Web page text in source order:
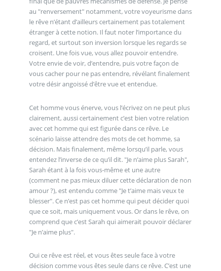
au "renversement" notamment, votre voyeurisme dans
le rêve n’étant d’ailleurs certainement pas totalement
étranger à cette notion. Il faut noter l’importance du
regard, et surtout son inversion lorsque les regards se
croisent. Une fois vue, vous allez pouvoir entendre.
Votre envie de voir, d’entendre, puis votre façon de
vous cacher pour ne pas entendre, révélant finalement
votre désir angoissé d’être vue et entendue.
Cet homme vous énerve, vous l’écrivez on ne peut plus
clairement, aussi certainement c’est bien votre relation
avec cet homme qui est figurée dans ce rêve. Le
scénario laisse attendre des mots de cet homme, sa
décision. Mais finalement, même lorsqu’il parle, vous
entendez l’inverse de ce qu’il dit. "Je n’aime plus Sarah",
Sarah étant à la fois vous-même et une autre
(comment ne pas mieux diluer cette déclaration de non
amour ?), est entendu comme "Je t’aime mais veux te
blesser". Ce n’est pas cet homme qui peut décider quoi
que ce soit, mais uniquement vous. Or dans le rêve, on
comprend que c’est Sarah qui aimerait pouvoir déclarer
"Je n’aime plus".
Oui ce rêve est réel, et vous êtes seule face à votre
décision comme vous êtes seule dans ce rêve. C’est une